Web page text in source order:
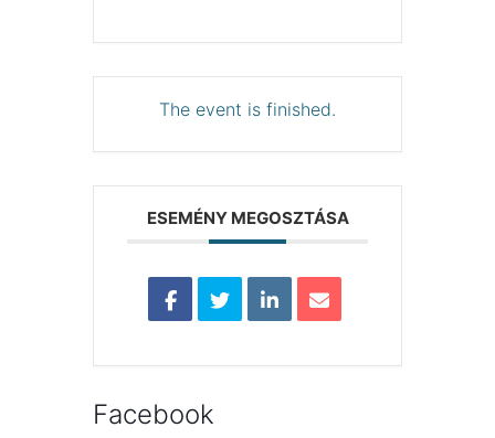
The event is finished.
ESEMÉNY MEGOSZTÁSA
Facebook